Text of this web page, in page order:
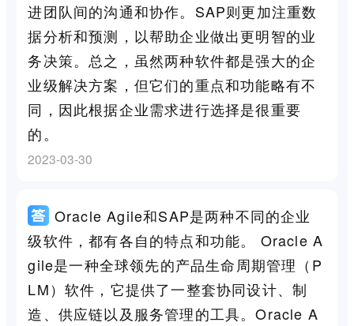
进团队间的沟通和协作。SAP则更加注重数
据分析和预测，以帮助企业做出更明智的业
务决策。总之，虽然两种软件都是强大的企
业级解决方案，但它们的重点和功能略有不
同，因此根据企业需求进行选择是很重要
的。
2023-03-30
Oracle Agile和SAP是两种不同的企业
级软件，都有各自的特点和功能。 Oracle A
gile是一种全球领先的产品生命周期管理（P
LM）软件，它提供了一整套协同设计、制
造、供应链以及服务管理的工具。Oracle A